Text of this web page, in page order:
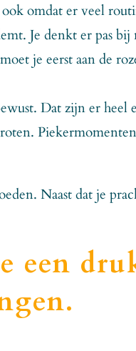
omdat er veel
Je denkt er pas
je eerst aan de
Dat zijn er
Naast dat je
een